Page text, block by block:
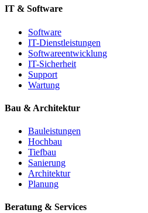
IT & Software
Software
IT-Dienstleistungen
Softwareentwicklung
IT-Sicherheit
Support
Wartung
Bau & Architektur
Bauleistungen
Hochbau
Tiefbau
Sanierung
Architektur
Planung
Beratung & Services